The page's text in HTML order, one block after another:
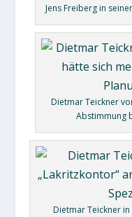
Jens Freiberg in
Dietmar Teickner
Abstimmung
Dietmar Teickner